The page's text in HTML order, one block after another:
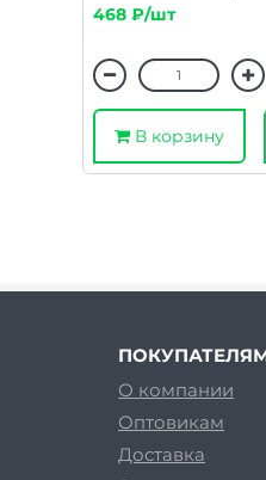
468 ₽/шт
В корзину
О компании
Оптовикам
Доставка